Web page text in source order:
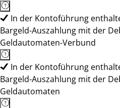
In der Kontoführung
Bargeld-Auszahlung mit der
Geldautomaten-Verbund
In der Kontoführung
Bargeld-Auszahlung mit der
Geldautomaten